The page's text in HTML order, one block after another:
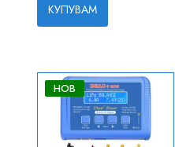
КУПУВАМ
НОВ